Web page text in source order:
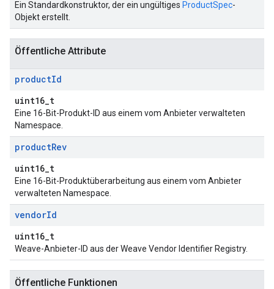
Ein Standardkonstruktor, der ein ungültiges ProductSpec-
Objekt erstellt.
Öffentliche Attribute
productId
uint16_t
Eine 16-Bit-Produkt-ID aus einem vom Anbieter verwalteten
Namespace.
productRev
uint16_t
Eine 16-Bit-Produktüberarbeitung aus einem vom Anbieter
verwalteten Namespace.
vendorId
uint16_t
Weave-Anbieter-ID aus der Weave Vendor Identifier Registry.
Öffentliche Funktionen